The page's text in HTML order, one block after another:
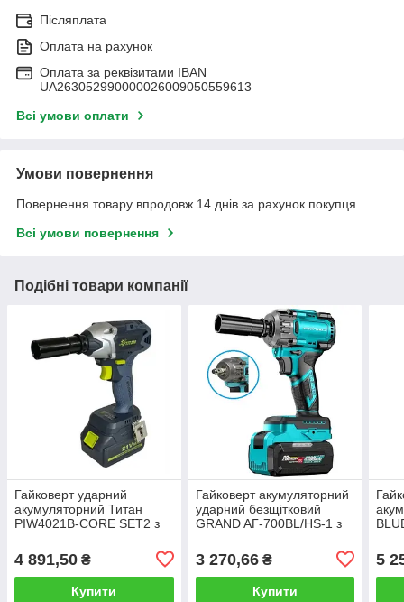
Післяплата
Оплата на рахунок
Оплата за реквізитами IBAN
UA263052990000026009050559613
Всі умови оплати
Умови повернення
Повернення товару впродовж 14 днів за рахунок покупця
Всі умови повернення
Подібні товари компанії
Гайковерт ударний
акумуляторний Титан
PIW4021B-CORE SET2 з
4 891,50 ₴
Купити
Гайковерт акумуляторний
ударний безщітковий
GRAND AГ-700BL/HS-1 з
моментом 700Нм
3 270,66₴
Купити
5